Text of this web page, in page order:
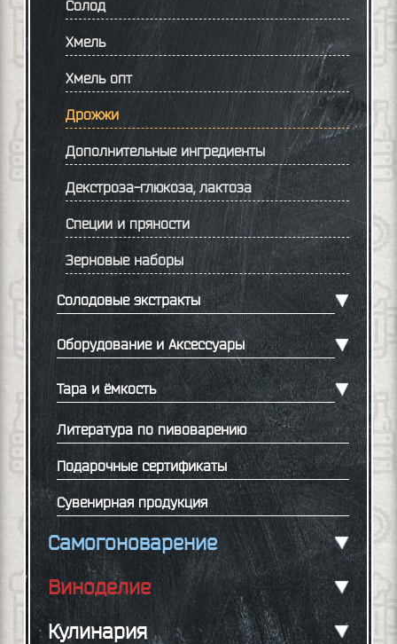
Солод
Хмель
Хмель опт
Дрожжи
Дополнительные ингредиенты
Декстроза-глюкоза, лактоза
Специи и пряности
Зерновые наборы
Солодовые экстракты
Оборудование и Аксессуары
Тара и ёмкость
Литература по пивоварению
Подарочные сертификаты
Сувенирная продукция
Самогоноварение
Виноделие
Кулинария